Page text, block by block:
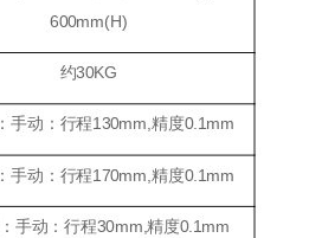
600mm(H)
约30KG
手动：行程130mm,精度0.1mm
手动：行程170mm,精度0.1mm
手动：行程30mm,精度0.1mm